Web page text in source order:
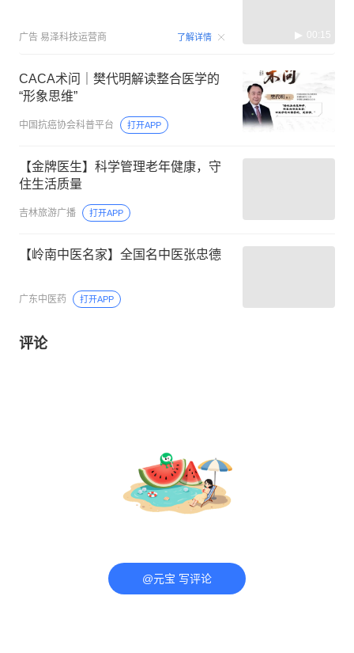
广告 易泽科技运营商 了解详情 00:15
CACA术问｜樊代明解读整合医学的
“形象思维”
中国抗癌协会科普平台 打开APP
【金牌医生】科学管理老年健康，守
住生活质量
吉林旅游广播 打开APP
【岭南中医名家】全国名中医张忠德
广东中医药 打开APP
评论
@元宝 写评论